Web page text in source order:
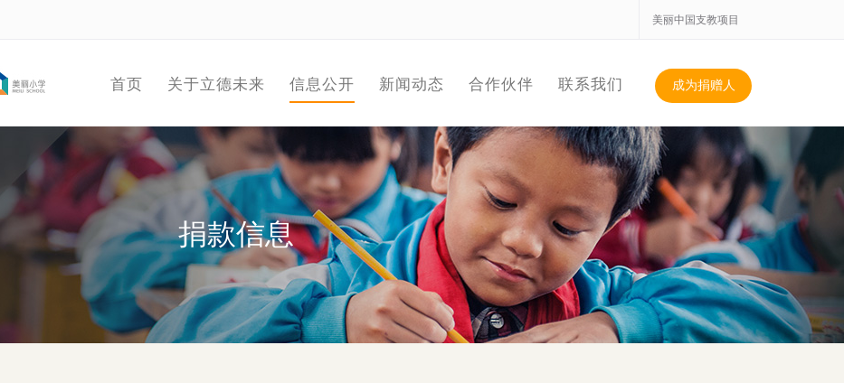
美丽中国支教项目
首页 关于立德未来 信息公开 新闻动态 合作伙伴 联系我们 成为捐赠人
捐款信息